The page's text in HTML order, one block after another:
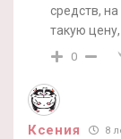
средств,
такую
0
Ксения 8